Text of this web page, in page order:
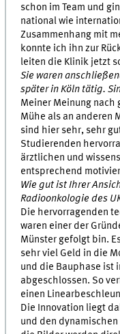
schon im Team und
national wie
Zusammenhang mit
konnte ich ihn zur
leiten die Klinik jetzt
Sie waren
später in Köln tätig.
Meiner Meinung nach
Mühe als an anderen
sind hier sehr, sehr
Studierenden
ärztlichen und
entsprechend
Wie gut ist Ihrer
Radioonkologie des
Die hervorragenden
waren einer der
Münster gefolgt bin.
sehr viel Geld in die
und die Bauphase ist
abgeschlossen. So
einen
Die Innovation liegt
und den